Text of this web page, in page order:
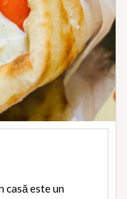
casă este un